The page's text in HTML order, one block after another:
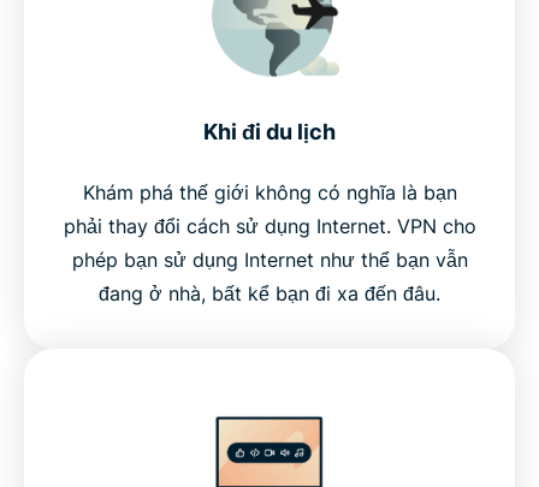
Khi đi du lịch
Khám phá thế giới không có nghĩa là bạn
phải thay đổi cách sử dụng Internet. VPN cho
phép bạn sử dụng Internet như thể bạn vẫn
đang ở nhà, bất kể bạn đi xa đến đâu.